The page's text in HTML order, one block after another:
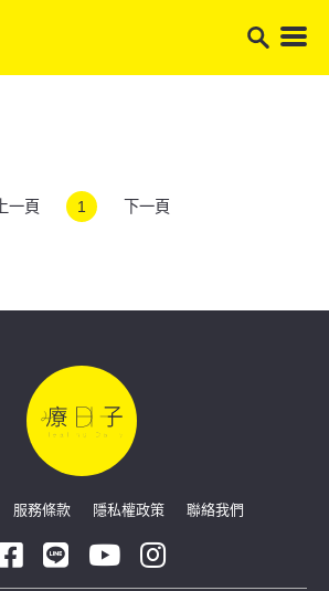
上一頁 1 下一頁
服務條款 隱私權政策 聯絡我們